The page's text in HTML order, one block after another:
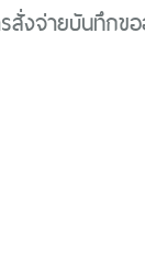
สั่งจ่ายบันทึกข